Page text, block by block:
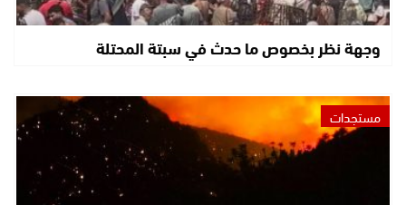
وجهة نظر بخصوص ما حدث في سبتة المحتلة
مستجدات